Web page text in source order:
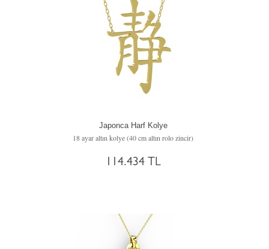
Japonca Harf Kolye
18 ayar altın kolye (40 cm altın rolo zincir)
114.434 TL